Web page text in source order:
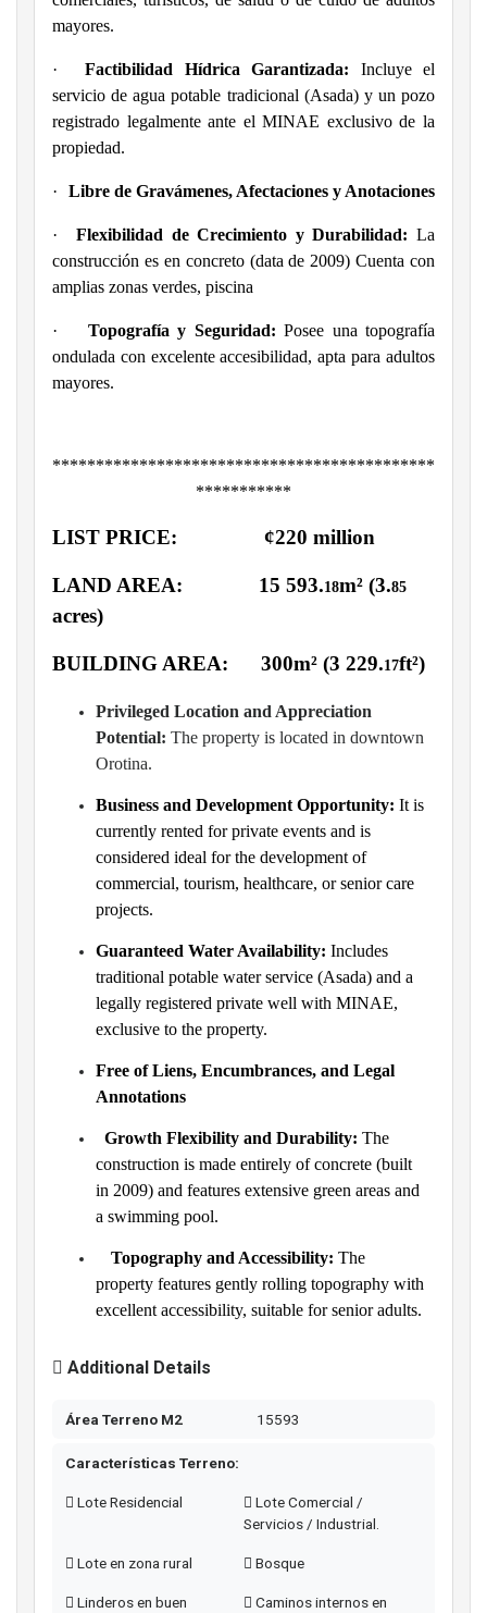
mayores.
· Factibilidad Hídrica Garantizada: Incluye el
servicio de agua potable tradicional (Asada) y un pozo
registrado legalmente ante el MINAE exclusivo de la
propiedad.
· Libre de Gravámenes, Afectaciones y Anotaciones
· Flexibilidad de Crecimiento y Durabilidad: La
construcción es en concreto (data de 2009) Cuenta con
amplias zonas verdes, piscina
· Topografía y Seguridad: Posee una topografía
ondulada con excelente accesibilidad, apta para adultos
mayores.
********************************************
***********
LIST PRICE: ¢220 million
LAND AREA: 15 593.18m² (3.85
acres)
BUILDING AREA: 300m² (3 229.17ft²)
Privileged Location and Appreciation
Potential: The property is located in downtown
Orotina.
Business and Development Opportunity: It is
currently rented for private events and is
considered ideal for the development of
commercial, tourism, healthcare, or senior care
projects.
Guaranteed Water Availability: Includes
traditional potable water service (Asada) and a
legally registered private well with MINAE,
exclusive to the property.
Free of Liens, Encumbrances, and Legal
Annotations
Growth Flexibility and Durability: The
construction is made entirely of concrete (built
in 2009) and features extensive green areas and
a swimming pool.
Topography and Accessibility: The
property features gently rolling topography with
excellent accessibility, suitable for senior adults.
Additional Details
Área Terreno M2 15593
Características Terreno:
Lote Residencial
Lote Comercial /
Servicios / Industrial.
Lote en zona rural Bosque
Linderos en buen
Caminos internos en